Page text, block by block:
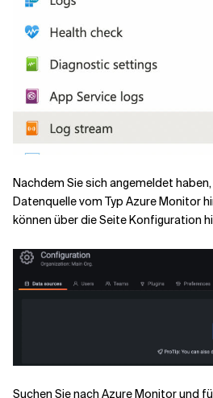
Nachdem Sie sich angemeldet
Datenquelle vom Typ Azure Monitor
können über die Seite Konfiguration
Suchen Sie nach Azure Monitor und